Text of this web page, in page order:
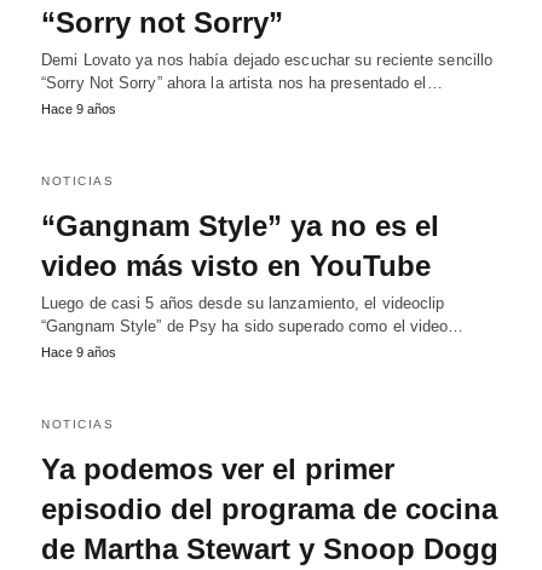
“Sorry not Sorry”
Demi Lovato ya nos había dejado escuchar su reciente sencillo
“Sorry Not Sorry” ahora la artista nos ha presentado el…
Hace 9 años
NOTICIAS
“Gangnam Style” ya no es el
video más visto en YouTube
Luego de casi 5 años desde su lanzamiento, el videoclip
“Gangnam Style” de Psy ha sido superado como el video…
Hace 9 años
NOTICIAS
Ya podemos ver el primer
episodio del programa de cocina
de Martha Stewart y Snoop Dogg